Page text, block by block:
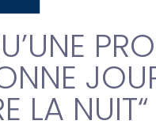
LA NUIT“